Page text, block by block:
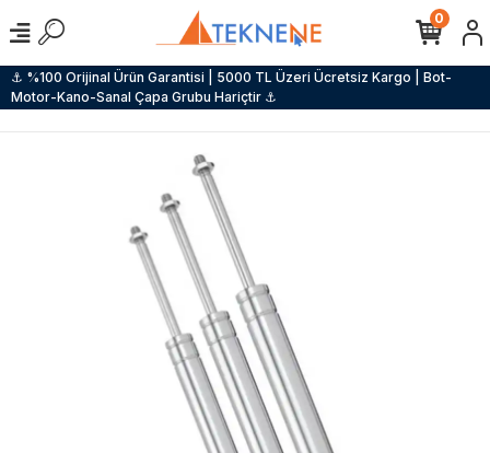
⚓ %100 Orijinal Ürün Garantisi | 5000 TL Üzeri Ücretsiz Kargo | Bot-
Motor-Kano-Sanal Çapa Grubu Hariçtir ⚓
0